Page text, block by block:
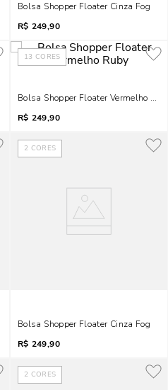
Bolsa Shopper Floater Cinza Fog
R$ 249,90
13 CORES
Bolsa Shopper Floater Vermelho
R$ 249,90
2 CORES
Bolsa Shopper Floater Cinza Fog
R$ 249,90
2 CORES